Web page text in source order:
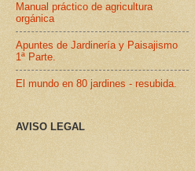
Manual práctico de agricultura
orgánica
Apuntes de Jardinería y Paisajismo
1ª Parte.
El mundo en 80 jardines - resubida.
AVISO LEGAL